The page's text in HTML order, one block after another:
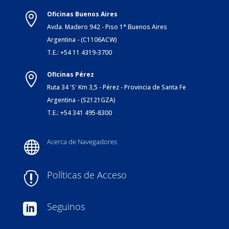

Oficinas Buenos Aires
Avda. Madero 942 - Piso 1° Buenos Aires
Argentina - (C1106ACW)
T.E.: +54 11 4319-3700

Oficinas Pérez
Ruta 34 'S' Km 3,5 - Pérez - Provincia de Santa Fe
Argentina - (S2121GZA)
T.E.: +54 341 495-8300
 Acerca de Navegadores
 Políticas de Acceso
 Seguinos